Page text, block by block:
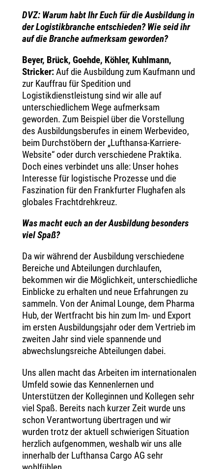
DVZ: Warum habt Ihr Euch für die Ausbildung in
der Logistikbranche entschieden? Wie seid ihr
auf die Branche aufmerksam geworden?
Beyer, Brück, Goehde, Köhler, Kuhlmann,
Stricker:Auf die Ausbildung zum Kaufmann und
zur Kauffrau für Spedition und
Logistikdienstleistung sind wir alle auf
unterschiedlichem Wege aufmerksam
geworden. Zum Beispiel über die Vorstellung
des Ausbildungsberufes in einem Werbevideo,
beim Durchstöbern der „Lufthansa-Karriere-
Website“ oder durch verschiedene Praktika.
Doch eines verbindet uns alle: Unser hohes
Interesse für logistische Prozesse und die
Faszination für den Frankfurter Flughafen als
globales Frachtdrehkreuz.
Was macht euch an der Ausbildung besonders
viel Spaß?
Da wir während der Ausbildung verschiedene
Bereiche und Abteilungen durchlaufen,
bekommen wir die Möglichkeit, unterschiedliche
Einblicke zu erhalten und neue Erfahrungen zu
sammeln. Von der Animal Lounge, dem Pharma
Hub, der Wertfracht bis hin zum Im- und Export
im ersten Ausbildungsjahr oder dem Vertrieb im
zweiten Jahr sind viele spannende und
abwechslungsreiche Abteilungen dabei.
Uns allen macht das Arbeiten im internationalen
Umfeld sowie das Kennenlernen und
Unterstützen der Kolleginnen und Kollegen sehr
viel Spaß. Bereits nach kurzer Zeit wurde uns
schon Verantwortung übertragen und wir
wurden trotz der aktuell schwierigen Situation
herzlich aufgenommen, weshalb wir uns alle
innerhalb der Lufthansa Cargo AG sehr